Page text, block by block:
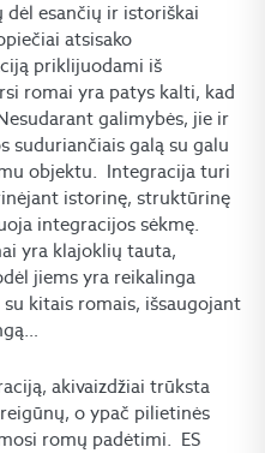
esančių ir istoriškai
atsisako
priklijuodami iš
romai yra patys kalti, kad
galimybės, jie ir
suduriančiais galą su galu
objektu. Integracija turi
istorinę, struktūrinę
integracijos sėkmę.
yra klajoklių tauta,
jiems yra reikalinga
kitais romais, išsaugojant
akivaizdžiai trūksta
o ypač pilietinės
romų padėtimi. ES